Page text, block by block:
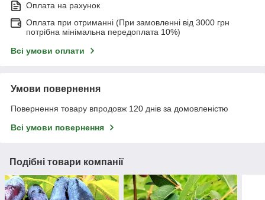
Оплата на рахунок
Оплата при отриманні (При замовленні від 3000 грн
потрібна мінімальна передоплата 10%)
Всі умови оплати
Умови повернення
Повернення товару впродовж 120 днів за домовленістю
Всі умови повернення
Подібні товари компанії